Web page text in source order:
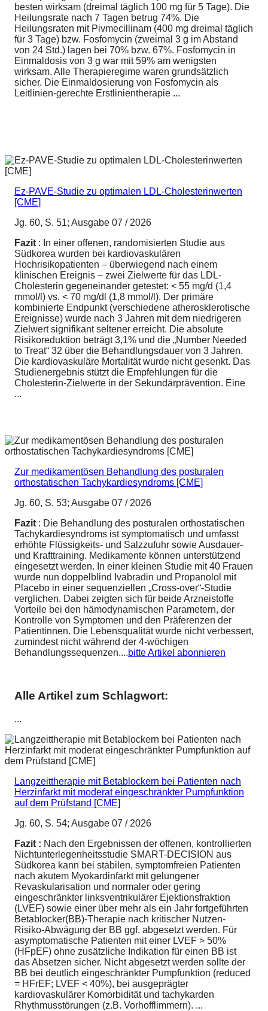
besten wirksam (dreimal täglich 100 mg für 5 Tage). Die
Heilungsrate nach 7 Tagen betrug 74%. Die
Heilungsraten mit Pivmecillinam (400 mg dreimal täglich
für 3 Tage) bzw. Fosfomycin (zweimal 3 g im Abstand
von 24 Std.) lagen bei 70% bzw. 67%. Fosfomycin in
Einmaldosis von 3 g war mit 59% am wenigsten
wirksam. Alle Therapieregime waren grundsätzlich
sicher. Die Einmaldosierung von Fosfomycin als
Leitlinien-gerechte Erstlinientherapie ...
Ez-PAVE-Studie zu optimalen LDL-Cholesterinwerten
[CME]
Jg. 60, S. 51; Ausgabe 07 / 2026
Fazit : In einer offenen, randomisierten Studie aus
Südkorea wurden bei kardiovaskulären
Hochrisikopatienten – überwiegend nach einem
klinischen Ereignis – zwei Zielwerte für das LDL-
Cholesterin gegeneinander getestet: < 55 mg/d (1,4
mmol/l) vs. < 70 mg/dl (1,8 mmol/l). Der primäre
kombinierte Endpunkt (verschiedene atherosklerotische
Ereignisse) wurde nach 3 Jahren mit dem niedrigeren
Zielwert signifikant seltener erreicht. Die absolute
Risikoreduktion beträgt 3,1% und die „Number Needed
to Treat“ 32 über die Behandlungsdauer von 3 Jahren.
Die kardiovaskuläre Mortalität wurde nicht gesenkt. Das
Studienergebnis stützt die Empfehlungen für die
Cholesterin-Zielwerte in der Sekundärprävention. Eine
...
Zur medikamentösen Behandlung des posturalen
orthostatischen Tachykardiesyndroms [CME]
Jg. 60, S. 53; Ausgabe 07 / 2026
Fazit : Die Behandlung des posturalen orthostatischen
Tachykardiesyndroms ist symptomatisch und umfasst
erhöhte Flüssigkeits- und Salzzufuhr sowie Ausdauer-
und Krafttraining. Medikamente können unterstützend
eingesetzt werden. In einer kleinen Studie mit 40 Frauen
wurde nun doppelblind Ivabradin und Propanolol mit
Placebo in einer sequenziellen „Cross-over“-Studie
verglichen. Dabei zeigten sich für beide Arzneistoffe
Vorteile bei den hämodynamischen Parametern, der
Kontrolle von Symptomen und den Präferenzen der
Patientinnen. Die Lebensqualität wurde nicht verbessert,
zumindest nicht während der 4-wöchigen
Behandlungssequenzen....bitte Artikel abonnieren
Alle Artikel zum Schlagwort:
...
Langzeittherapie mit Betablockern bei Patienten nach
Herzinfarkt mit moderat eingeschränkter Pumpfunktion
auf dem Prüfstand [CME]
Jg. 60, S. 54; Ausgabe 07 / 2026
Fazit : Nach den Ergebnissen der offenen, kontrollierten
Nichtunterlegenheitsstudie SMART-DECISION aus
Südkorea kann bei stabilen, symptomfreien Patienten
nach akutem Myokardinfarkt mit gelungener
Revaskularisation und normaler oder gering
eingeschränkter linksventrikulärer Ejektionsfraktion
(LVEF) sowie einer über mehr als ein Jahr fortgeführten
Betablocker(BB)-Therapie nach kritischer Nutzen-
Risiko-Abwägung der BB ggf. abgesetzt werden. Für
asymptomatische Patienten mit einer LVEF > 50%
(HFpEF) ohne zusätzliche Indikation für einen BB ist
das Absetzen sicher. Nicht abgesetzt werden sollte der
BB bei deutlich eingeschränkter Pumpfunktion (reduced
= HFrEF; LVEF < 40%), bei ausgeprägter
kardiovaskulärer Komorbidität und tachykarden
Rhythmusstörungen (z.B. Vorhofflimmern). ...